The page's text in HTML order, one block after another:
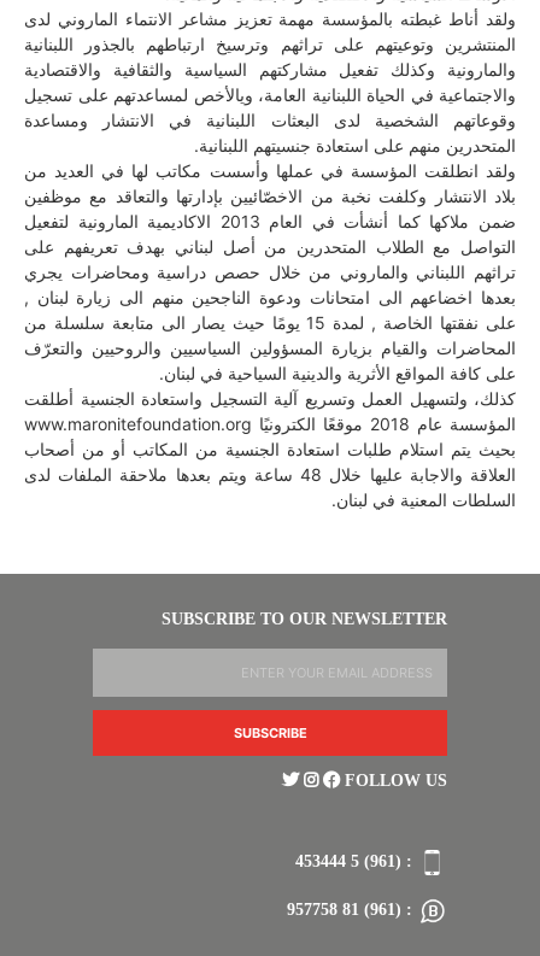
ولقد أناط غبطته بالمؤسسة مهمة تعزيز مشاعر الانتماء الماروني لدى
المنتشرين وتوعيتهم على تراثهم وترسيخ ارتباطهم بالجذور اللبنانية
والمارونية وكذلك تفعيل مشاركتهم السياسية والثقافية والاقتصادية
والاجتماعية في الحياة اللبنانية العامة، ويالأخص لمساعدتهم على تسجيل
وقوعاتهم الشخصية لدى البعثات اللبنانية في الانتشار ومساعدة
المتحدرين منهم على استعادة جنسيتهم اللبنانية.
ولقد انطلقت المؤسسة في عملها وأسست مكاتب لها في العديد من
بلاد الانتشار وكلفت نخبة من الاخصّائيين بإدارتها والتعاقد مع موظفين
ضمن ملاكها كما أنشأت في العام 2013 الاكاديمية المارونية لتفعيل
التواصل مع الطلاب المتحدرين من أصل لبناني بهدف تعريفهم على
تراثهم اللبناني والماروني من خلال حصص دراسية ومحاضرات يجري
بعدها اخضاعهم الى امتحانات ودعوة الناجحين منهم الى زيارة لبنان ,
على نفقتها الخاصة , لمدة 15 يومًا حيث يصار الى متابعة سلسلة من
المحاضرات والقيام بزيارة المسؤولين السياسيين والروحيين والتعرّف
على كافة المواقع الأثرية والدينية السياحية في لبنان.
كذلك، ولتسهيل العمل وتسريع آلية التسجيل واستعادة الجنسية أطلقت
المؤسسة عام 2018 موقعًا الكترونيًا www.maronitefoundation.org
بحيث يتم استلام طلبات استعادة الجنسية من المكاتب أو من أصحاب
العلاقة والاجابة عليها خلال 48 ساعة ويتم بعدها ملاحقة الملفات لدى
السلطات المعنية في لبنان.
SUBSCRIBE TO OUR NEWSLETTER
FOLLOW US
: (961) 5 453444
: (961) 81 957758